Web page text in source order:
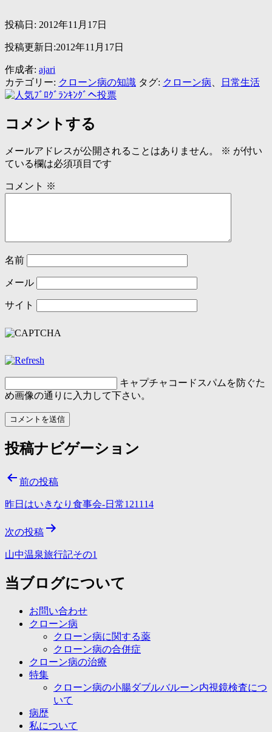
投稿日: 2012年11月17日
投稿更新日:2012年11月17日
作成者: ajari
カテゴリー: クローン病の知識 タグ: クローン病 日常生活
コメントする
メールアドレスが公開されることはありません。 ※ が付い
ている欄は必須項目です
コメント ※
名前
メール
サイト
キャプチャコードスパムを防ぐた
め画像の通りに入力して下さい。
投稿ナビゲーション
前の投稿
昨日はいきなり食事会-日常121114
次の投稿
山中温泉旅行記その1
当ブログについて
お問い合わせ
クローン病
クローン病に関する薬
クローン病の合併症
クローン病の治療
特集
クローン病の小腸ダブルバルーン内視鏡検査につ
いて
病歴
私について